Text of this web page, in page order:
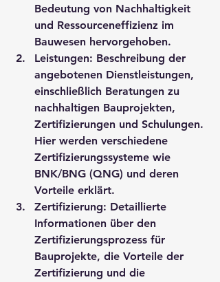
Bedeutung von Nachhaltigkeit
und Ressourceneffizienz im
Bauwesen hervorgehoben.
Leistungen: Beschreibung der
angebotenen Dienstleistungen,
einschließlich Beratungen zu
nachhaltigen Bauprojekten,
Zertifizierungen und Schulungen.
Hier werden verschiedene
Zertifizierungssysteme wie
BNK/BNG (QNG) und deren
Vorteile erklärt.
Zertifizierung: Detaillierte
Informationen über den
Zertifizierungsprozess für
Bauprojekte, die Vorteile der
Zertifizierung und die